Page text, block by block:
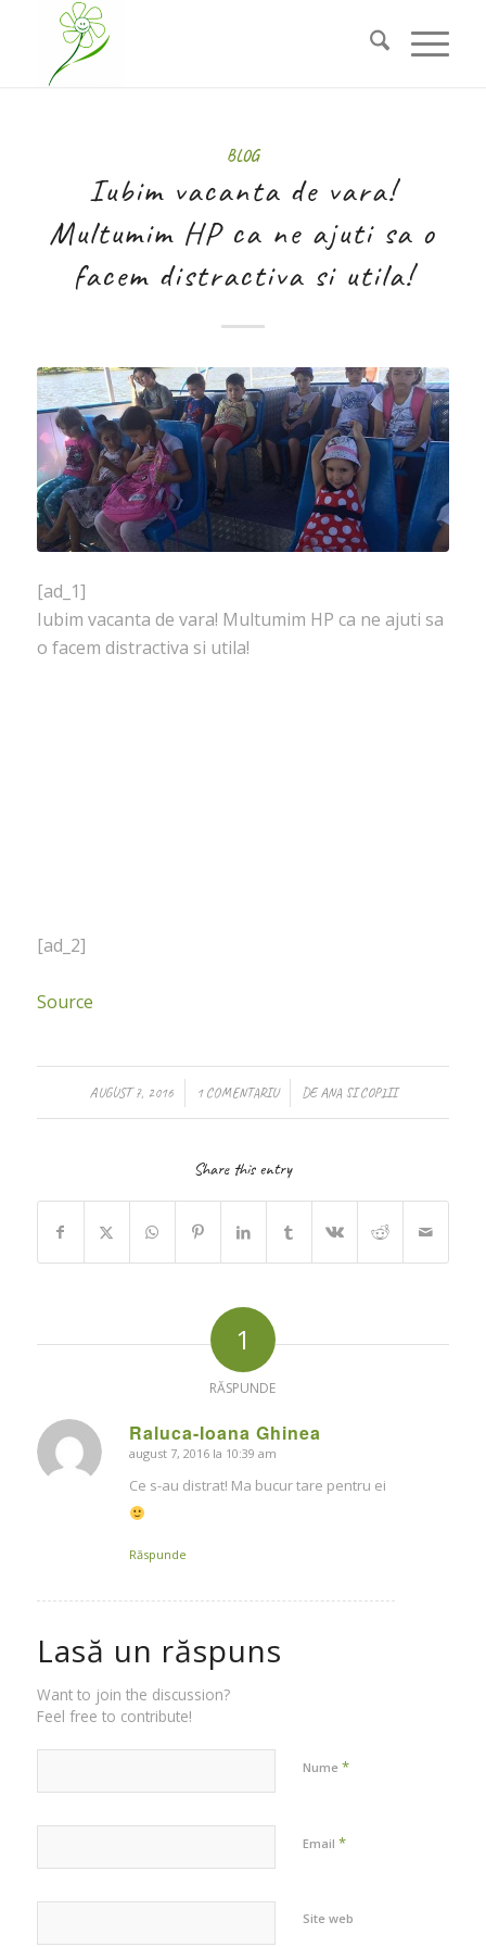
BLOG
Iubim vacanta de vara!
Multumim HP ca ne ajuti sa o
facem distractiva si utila!
[ad_1]
Iubim vacanta de vara! Multumim HP ca ne ajuti sa
o facem distractiva si utila!
[ad_2]
Source
AUGUST 7, 2016
/ 1 COMENTARIU
/ DEANA SI COPIII
Share this entry
1
RĂSPUNDE
Raluca-Ioana Ghinea
says:
august 7, 2016 la 10:39 am
Ce s-au distrat! Ma bucur tare pentru ei
Răspunde
Lasă un răspuns
Want to join the discussion?
Feel free to contribute!
Nume *
Email *
Site web